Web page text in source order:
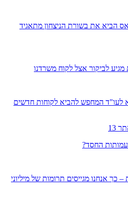
הביא את בשורת הניצחון מתאגיד
לביקור אצל לקוח משרדנו
לעו"ד המחפש להביא לקוחות חדשים
החסד?
כך אנחנו מגייסים תרומות של מיליוני